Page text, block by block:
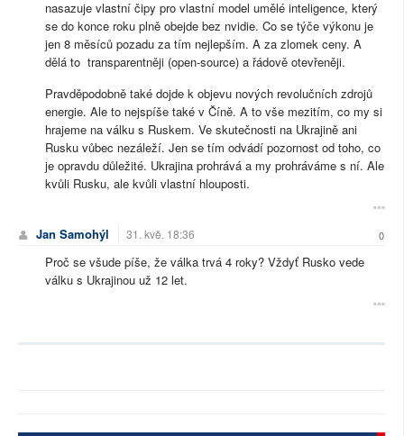
nasazuje vlastní čipy pro vlastní model umělé inteligence, který
se do konce roku plně obejde bez nvidie. Co se týče výkonu je
jen 8 měsíců pozadu za tím nejlepším. A za zlomek ceny. A
dělá to transparentněji (open-source) a řádově otevřeněji.
Pravděpodobně také dojde k objevu nových revolučních zdrojů
energie. Ale to nejspíše také v Číně. A to vše mezitím, co my si
hrajeme na válku s Ruskem. Ve skutečnosti na Ukrajině ani
Rusku vůbec nezáleží. Jen se tím odvádí pozornost od toho, co
je opravdu důležité. Ukrajina prohrává a my prohráváme s ní. Ale
kvůli Rusku, ale kvůli vlastní hlouposti.
Jan Samohýl 31. kvě. 18:36 0
Proč se všude píše, že válka trvá 4 roky? Vždyť Rusko vede
válku s Ukrajinou už 12 let.